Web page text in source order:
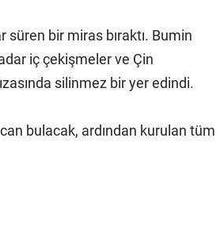
bir miras bıraktı. Bumin
iç çekişmeler ve Çin
silinmez bir yer edindi.
bulacak, ardından kurulan tüm